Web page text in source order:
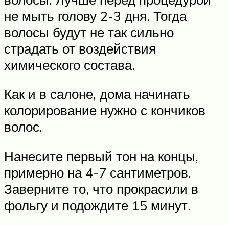
не мыть голову 2-3 дня. Тогда
волосы будут не так сильно
страдать от воздействия
химического состава.
Как и в салоне, дома начинать
колорирование нужно с кончиков
волос.
Нанесите первый тон на концы,
примерно на 4-7 сантиметров.
Заверните то, что прокрасили в
фольгу и подождите 15 минут.